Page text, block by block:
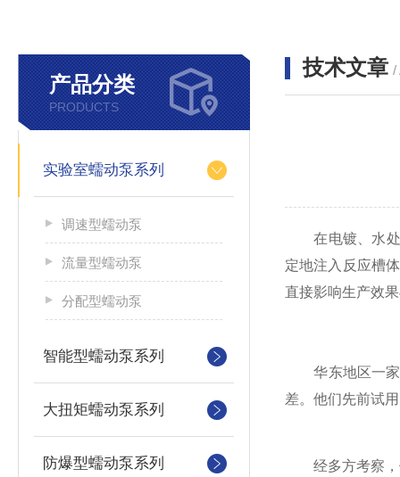
产品分类
PRODUCTS
实验室蠕动泵系列
调速型蠕动泵
流量型蠕动泵
分配型蠕动泵
智能型蠕动泵系列
大扭矩蠕动泵系列
防爆型蠕动泵系列
技术文章 /
在电镀、水处
定地注入反应槽
直接影响生产效
华东地区一家
差。他们先前试
经多方考察，